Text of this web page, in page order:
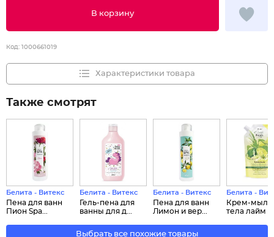
В корзину
Код: 1000661019
Характеристики товара
Также смотрят
Белита - Витекс
Пена для ванн
Пион Spa...
Белита - Витекс
Гель-пена для
ванны для д...
Белита - Витекс
Пена для ванн
Лимон и вер...
Белита -
Крем-мыло
тела лайм
Выбрать все похожие товары